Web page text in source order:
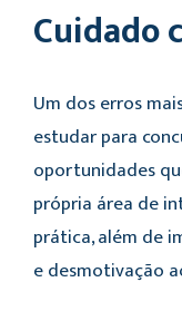
Cuidado
Um dos erros
estudar para
oportunidades
própria área de
prática, além de
e desmotivação